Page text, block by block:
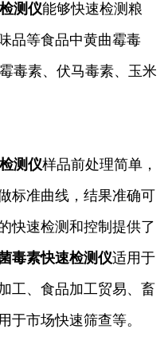
测仪能够快速检测粮
品等食品中黄曲霉毒
毒素、伏马毒素、玉米
测仪样品前处理简单，
标准曲线，结果准确可
快速检测和控制提供了
毒素快速检测仪适用于
工、食品加工贸易、畜
于市场快速筛查等。